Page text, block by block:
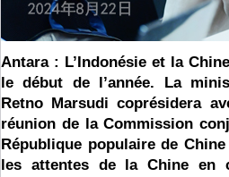
Antara : L’Indonésie et la
le début de l’année. La
Retno Marsudi coprésidera
réunion de la Commission
République populaire de
les attentes de la Chine en